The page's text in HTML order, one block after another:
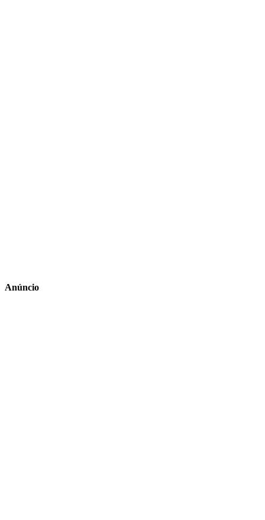
Anúncio